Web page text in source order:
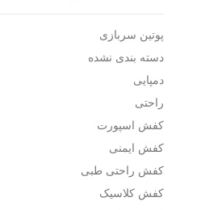
پوتین سربازی
دسته بندی نشده
دمپایی
راحتی
کفش اسپورت
کفش ایمنی
کفش راحتی طبی
کفش کلاسیک